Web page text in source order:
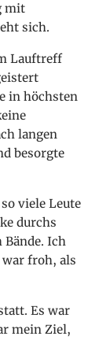
mit
sich.
Lauftreff
in höchsten
langen
besorgte
viele Leute
durchs
Ich
froh, als
Es war
mein Ziel,